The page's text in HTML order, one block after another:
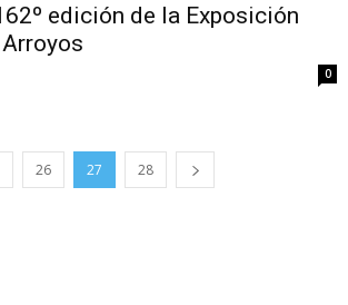
edición de la Exposición
0
26 27 28